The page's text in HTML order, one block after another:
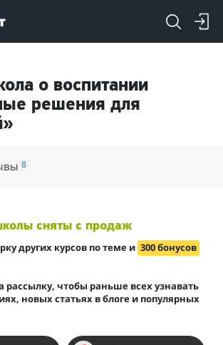
о воспитании
решения для
8
сняты с продаж
других курсов по теме и 300 бонусов
рассылку, чтобы раньше всех узнавать
новых статьях в блоге и популярных